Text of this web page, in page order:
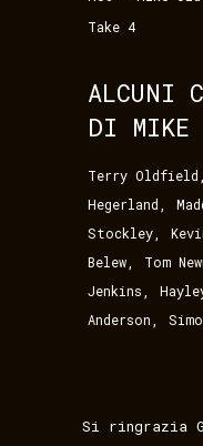
Take 4
ALCUNI
DI MIKE
Terry Oldfield
Hegerland,
Stockley,
Belew, Tom
Jenkins,
Anderson,
Si ringrazia